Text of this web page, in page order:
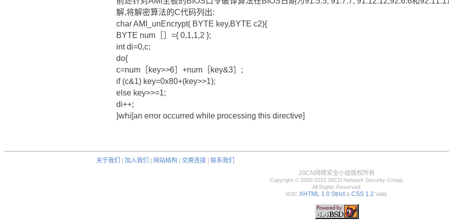
解,将解密算法的C代码列出:
char AMI_unEncrypt( BYTE key,BYTE c2){
BYTE num［］={ 0,1,1,2 };
int di=0,c;
do{
c=num［key>>6］+num［key&3］;
if (c&1) key=0x80+(key>>1);
else key>>=1;
di++;
}whi[an error occurred while processing this directive]
关于我们 加入我们 网站结构 交换连接
联系我们
20CN网络安全小组版权所有
Copyright © 2000-2010 20CN Network Security Group.
All Rights Reserved.
W3C XHTML 1.0 Strict & CSS 1.2 Valid.